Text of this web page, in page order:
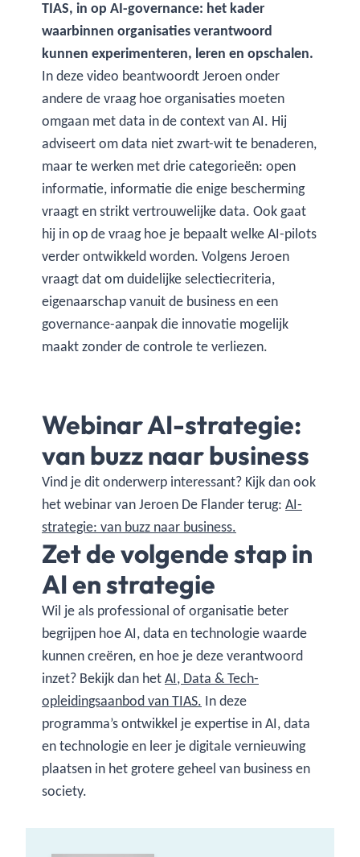
TIAS, in op AI-governance: het kader
waarbinnen organisaties verantwoord
kunnen experimenteren, leren en opschalen.
In deze video beantwoordt Jeroen onder
andere de vraag hoe organisaties moeten
omgaan met data in de context van AI. Hij
adviseert om data niet zwart-wit te benaderen,
maar te werken met drie categorieën: open
informatie, informatie die enige bescherming
vraagt en strikt vertrouwelijke data. Ook gaat
hij in op de vraag hoe je bepaalt welke AI-pilots
verder ontwikkeld worden. Volgens Jeroen
vraagt dat om duidelijke selectiecriteria,
eigenaarschap vanuit de business en een
governance-aanpak die innovatie mogelijk
maakt zonder de controle te verliezen.
Webinar AI-strategie:
van buzz naar business
Vind je dit onderwerp interessant? Kijk dan ook
het webinar van Jeroen De Flander terug: AI-
strategie: van buzz naar business.
Zet de volgende stap in
AI en strategie
Wil je als professional of organisatie beter
begrijpen hoe AI, data en technologie waarde
kunnen creëren, en hoe je deze verantwoord
inzet? Bekijk dan hetAI, Data & Tech-
opleidingsaanbod van TIAS. In deze
programma’s ontwikkel je expertise in AI, data
en technologie en leer je digitale vernieuwing
plaatsen in het grotere geheel van business en
society.